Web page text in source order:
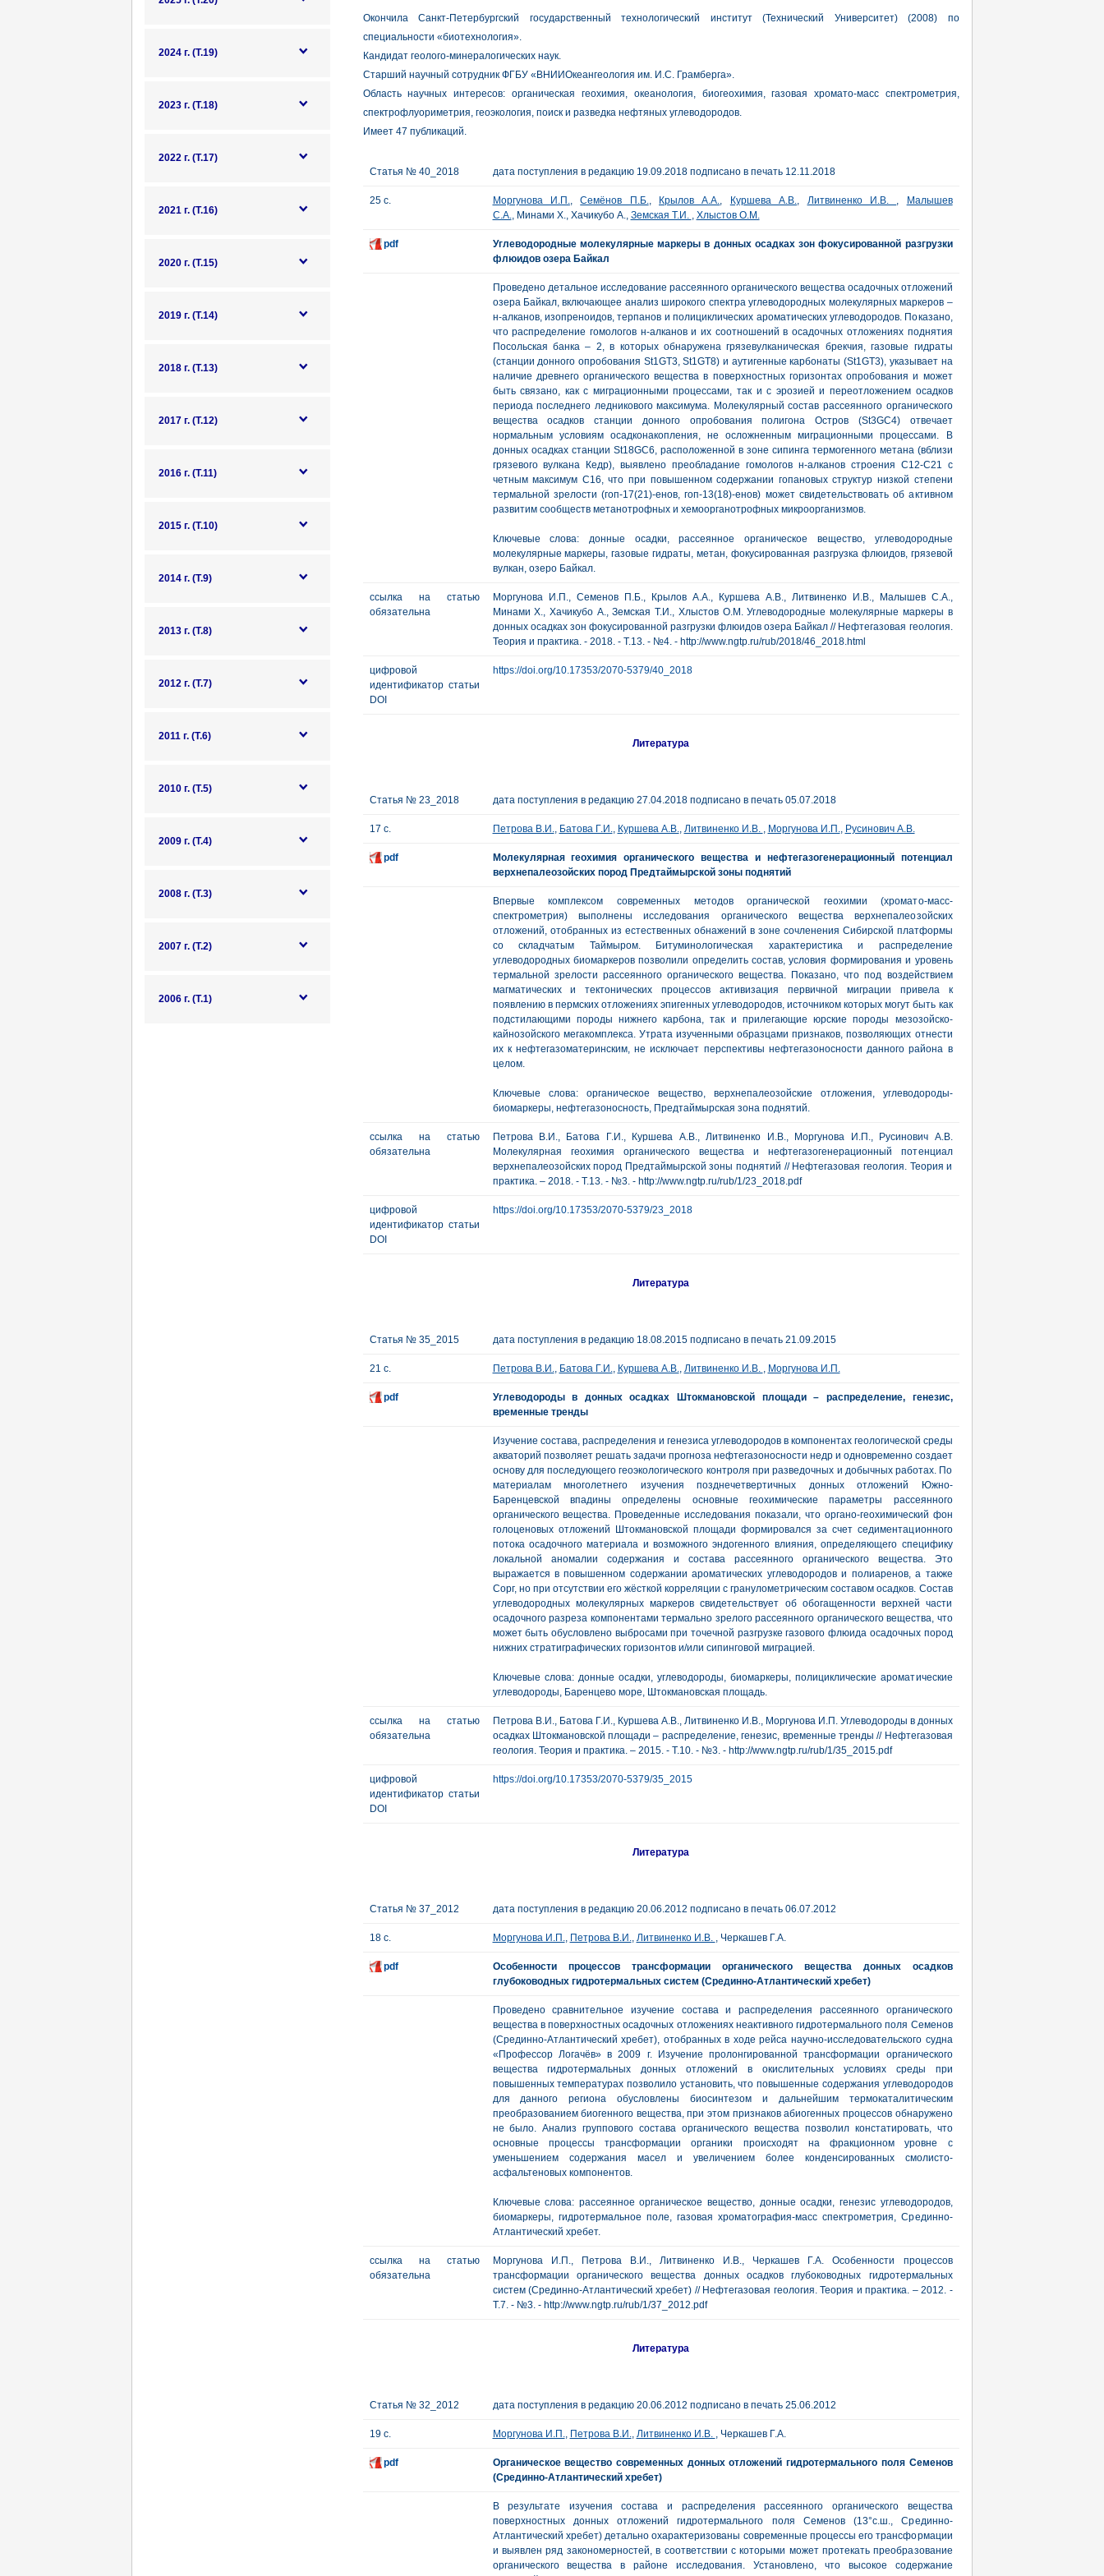
2024 г. (Т.19)
2023 г. (Т.18)
2022 г. (Т.17)
2021 г. (Т.16)
2020 г. (Т.15)
2019 г. (Т.14)
2018 г. (Т.13)
2017 г. (Т.12)
2016 г. (Т.11)
2015 г. (Т.10)
2014 г. (Т.9)
2013 г. (Т.8)
2012 г. (Т.7)
2011 г. (Т.6)
2010 г. (Т.5)
2009 г. (Т.4)
2008 г. (Т.3)
2007 г. (Т.2)
2006 г. (Т.1)
Окончила Санкт-Петербургский государственный технологический институт (Технический Университет) (2008) по
специальности «биотехнология».
Кандидат геолого-минералогических наук.
Старший научный сотрудник ФГБУ «ВНИИОкеангеология им. И.С. Грамберга».
Область научных интересов: органическая геохимия, океанология, биогеохимия, газовая хромато-масс спектрометрия,
спектрофлуориметрия, геоэкология, поиск и разведка нефтяных углеводородов.
Имеет 47 публикаций.
Статья № 40_2018 дата поступления в редакцию 19.09.2018 подписано в печать 12.11.2018
25 с. Моргунова И.П.,Семёнов П.Б., Крылов А.А., Куршева А.В., Литвиненко И.В. ,
Малышев
С.А., Минами Х., Хачикубо А., Земская Т.И. , Хлыстов О.М.
pdf
Углеводородные молекулярные маркеры в донных осадках зон фокусированной разгрузки
флюидов озера Байкал
Проведено детальное исследование рассеянного органического вещества осадочных отложений
озера Байкал, включающее анализ широкого спектра углеводородных молекулярных маркеров –
н-алканов, изопреноидов, терпанов и полициклических ароматических углеводородов. Показано,
что распределение гомологов н-алканов и их соотношений в осадочных отложениях поднятия
Посольская банка – 2, в которых обнаружена грязевулканическая брекчия, газовые гидраты
(станции донного опробования St1GT3, St1GT8) и аутигенные карбонаты (St1GT3), указывает на
наличие древнего органического вещества в поверхностных горизонтах опробования и может
быть связано, как с миграционными процессами, так и с эрозией и переотложением осадков
периода последнего ледникового максимума. Молекулярный состав рассеянного органического
вещества осадков станции донного опробования полигона Остров (St3GC4) отвечает
нормальным условиям осадконакопления, не осложненным миграционными процессами. В
донных осадках станции St18GC6, расположенной в зоне сипинга термогенного метана (вблизи
грязевого вулкана Кедр), выявлено преобладание гомологов н-алканов строения С12-С21 с
четным максимум С16, что при повышенном содержании гопановых структур низкой степени
термальной зрелости (гоп-17(21)-енов, гоп-13(18)-енов) может свидетельствовать об активном
развитим сообществ метанотрофных и хемоорганотрофных микроорганизмов.
Ключевые слова: донные осадки, рассеянное органическое вещество, углеводородные
молекулярные маркеры, газовые гидраты, метан, фокусированная разгрузка флюидов, грязевой
вулкан, озеро Байкал.
ссылка на статью
обязательна
Моргунова И.П., Семенов П.Б., Крылов А.А., Куршева А.В., Литвиненко И.В., Малышев С.А.,
Минами Х., Хачикубо А., Земская Т.И., Хлыстов О.М. Углеводородные молекулярные маркеры в
донных осадках зон фокусированной разгрузки флюидов озера Байкал // Нефтегазовая геология.
Теория и практика. - 2018. - Т.13. - №4. - http://www.ngtp.ru/rub/2018/46_2018.html
цифровой
идентификатор статьи
DOI
https://doi.org/10.17353/2070-5379/40_2018
Литература
Статья № 23_2018 дата поступления в редакцию 27.04.2018 подписано в печать 05.07.2018
17 с. Петрова В.И., Батова Г.И., Куршева А.В., Литвиненко И.В. , Моргунова И.П., Русинович А.В.
pdf
Молекулярная геохимия органического вещества и нефтегазогенерационный потенциал
верхнепалеозойских пород Предтаймырской зоны поднятий
Впервые комплексом современных методов органической геохимии (хромато-масс-
спектрометрия) выполнены исследования органического вещества верхнепалеозойских
отложений, отобранных из естественных обнажений в зоне сочленения Сибирской платформы
со складчатым Таймыром. Битуминологическая характеристика и распределение
углеводородных биомаркеров позволили определить состав, условия формирования и уровень
термальной зрелости рассеянного органического вещества. Показано, что под воздействием
магматических и тектонических процессов активизация первичной миграции привела к
появлению в пермских отложениях эпигенных углеводородов, источником которых могут быть как
подстилающими породы нижнего карбона, так и прилегающие юрские породы мезозойско-
кайнозойского мегакомплекса. Утрата изученными образцами признаков, позволяющих отнести
их к нефтегазоматеринским, не исключает перспективы нефтегазоносности данного района в
целом.
Ключевые слова: органическое вещество, верхнепалеозойские отложения, углеводороды-
биомаркеры, нефтегазоносность, Предтаймырская зона поднятий.
ссылка на статью
обязательна
Петрова В.И., Батова Г.И., Куршева А.В., Литвиненко И.В., Моргунова И.П., Русинович А.В.
Молекулярная геохимия органического вещества и нефтегазогенерационный потенциал
верхнепалеозойских пород Предтаймырской зоны поднятий // Нефтегазовая геология. Теория и
практика. – 2018. - Т.13. - №3. - http://www.ngtp.ru/rub/1/23_2018.pdf
цифровой
идентификатор статьи
DOI
https://doi.org/10.17353/2070-5379/23_2018
Литература
Статья № 35_2015 дата поступления в редакцию 18.08.2015 подписано в печать 21.09.2015
21 с. Петрова В.И., Батова Г.И., Куршева А.В., Литвиненко И.В. , Моргунова И.П.
pdf
Углеводороды в донных осадках Штокмановской площади – распределение, генезис,
временные тренды
Изучение состава, распределения и генезиса углеводородов в компонентах геологической среды
акваторий позволяет решать задачи прогноза нефтегазоносности недр и одновременно создает
основу для последующего геоэкологического контроля при разведочных и добычных работах. По
материалам многолетнего изучения позднечетвертичных донных отложений Южно-
Баренцевской впадины определены основные геохимические параметры рассеянного
органического вещества. Проведенные исследования показали, что органо-геохимический фон
голоценовых отложений Штокмановской площади формировался за счет седиментационного
потока осадочного материала и возможного эндогенного влияния, определяющего специфику
локальной аномалии содержания и состава рассеянного органического вещества. Это
выражается в повышенном содержании ароматических углеводородов и полиаренов, а также
Сорг, но при отсутствии его жёсткой корреляции с гранулометрическим составом осадков. Состав
углеводородных молекулярных маркеров свидетельствует об обогащенности верхней части
осадочного разреза компонентами термально зрелого рассеянного органического вещества, что
может быть обусловлено выбросами при точечной разгрузке газового флюида осадочных пород
нижних стратиграфических горизонтов и/или сипинговой миграцией.
Ключевые слова: донные осадки, углеводороды, биомаркеры, полициклические ароматические
углеводороды, Баренцево море, Штокмановская площадь.
ссылка на статью
обязательна
Петрова В.И., Батова Г.И., Куршева А.В., Литвиненко И.В., Моргунова И.П. Углеводороды в донных
осадках Штокмановской площади – распределение, генезис, временные тренды // Нефтегазовая
геология. Теория и практика. – 2015. - Т.10. - №3. - http://www.ngtp.ru/rub/1/35_2015.pdf
цифровой
идентификатор статьи
DOI
https://doi.org/10.17353/2070-5379/35_2015
Литература
Статья № 37_2012 дата поступления в редакцию 20.06.2012 подписано в печать 06.07.2012
18 с. Моргунова И.П., Петрова В.И., Литвиненко И.В. , Черкашев Г.А.
pdf
Особенности процессов трансформации органического вещества донных осадков
глубоководных гидротермальных систем (Срединно-Атлантический хребет)
Проведено сравнительное изучение состава и распределения рассеянного органического
вещества в поверхностных осадочных отложениях неактивного гидротермального поля Семенов
(Срединно-Атлантический хребет), отобранных в ходе рейса научно-исследовательского судна
«Профессор Логачёв» в 2009 г. Изучение пролонгированной трансформации органического
вещества гидротермальных донных отложений в окислительных условиях среды при
повышенных температурах позволило установить, что повышенные содержания углеводородов
для данного региона обусловлены биосинтезом и дальнейшим термокаталитическим
преобразованием биогенного вещества, при этом признаков абиогенных процессов обнаружено
не было. Анализ группового состава органического вещества позволил констатировать, что
основные процессы трансформации органики происходят на фракционном уровне с
уменьшением содержания масел и увеличением более конденсированных смолисто-
асфальтеновых компонентов.
Ключевые слова: рассеянное органическое вещество, донные осадки, генезис углеводородов,
биомаркеры, гидротермальное поле, газовая хроматография-масс спектрометрия, Срединно-
Атлантический хребет.
ссылка на статью
обязательна
Моргунова И.П., Петрова В.И., Литвиненко И.В., Черкашев Г.А. Особенности процессов
трансформации органического вещества донных осадков глубоководных гидротермальных
систем (Срединно-Атлантический хребет) // Нефтегазовая геология. Теория и практика. – 2012. -
Т.7. - №3. - http://www.ngtp.ru/rub/1/37_2012.pdf
Литература
Статья № 32_2012 дата поступления в редакцию 20.06.2012 подписано в печать 25.06.2012
19 с. Моргунова И.П., Петрова В.И., Литвиненко И.В. , Черкашев Г.А.
pdf
Органическое вещество современных донных отложений гидротермального поля Семенов
(Срединно-Атлантический хребет)
В результате изучения состава и распределения рассеянного органического вещества
поверхностных донных отложений гидротермального поля Семенов (13°с.ш., Срединно-
Атлантический хребет) детально охарактеризованы современные процессы его трансформации
и выявлен ряд закономерностей, в соответствии с которыми может протекать преобразование
органического вещества в районе исследования. Установлено, что высокое содержание